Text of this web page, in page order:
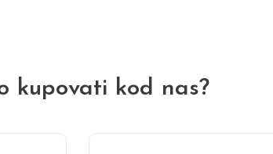
kupovati kod nas?